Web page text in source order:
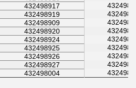
432498917
432498919
432498909
432498920
432498924
432498925
432498926
432498927
432498004